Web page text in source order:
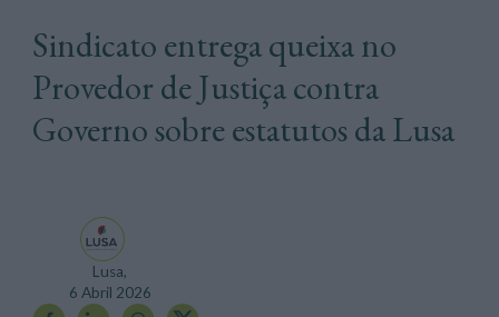
Sindicato entrega queixa no
Provedor de Justiça contra
Governo sobre estatutos da Lusa
Lusa,
6 Abril 2026